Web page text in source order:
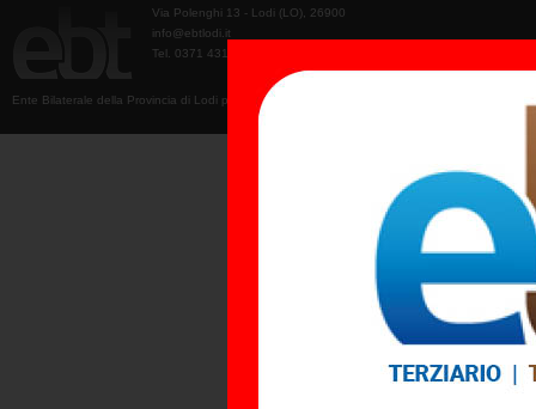
Via Polenghi 13 - Lodi (LO), 26900
info@ebtlodi.it
Tel. 0371 431210
Ente Bilaterale della Provincia di Lodi per il Terziario e il Turismo - 2003-2026 © Tutti i diritti